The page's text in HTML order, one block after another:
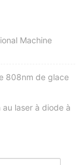
Machine
808nm de glace
laser à diode à